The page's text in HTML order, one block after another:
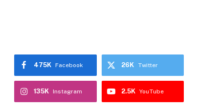
Facebook
475K Twitter
26K
Instagram
135K YouTube
2.5K